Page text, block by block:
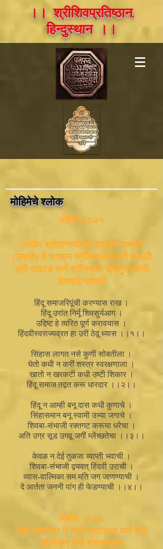
।। श्रीशिवप्रतिष्ठान,
हिन्दुस्थान ।।
मोहिमेचे श्लोक
मोहीम २०२५
नरवीर श्रीतानाजीराव मालुसरे समाधी
(उमरठे) तें भगवान श्रीशिवछत्रपती समाधी
श्री रायगड मार्गे श्रीनरवीर श्रीमुरारबाजी
देशपांडे समाधी
हिंदू समाजरिपूंची करण्यास राख ।
हिंदू उरांत निर्मू शिवसुर्यआग ।
उद्दिष्ट हे त्वरित पूर्ण करावयास ।
हिंदवीस्वराज्यव्रत हा उरीं ठेवू ध्यास ।।१।।
सिंहास लागत नसे कुणी सोबतीला ।
घेतो कधी न करीं शस्त्र स्वरक्षणाला ।
खातो न खरकटी कधी उष्टी शिकार ।
हिंदू समाज तद्वत करू धारदार ।।२।।
हिंदू न आम्ही बनू दास कधी कुणाचे ।
सिंहासमान बनू स्वामी उभ्या जगाचे ।
शिवबा-संभाजी रक्तगट करूया धरेचा ।
अति उग्र सूड उगवू जगीं म्लेंच्छतेचा ।।३।।
केवळ न देई तुळजा व्याप्ती भवाची ।
शिवबा-संभाजी द्वयवत् हिंदवी उराची ।
व्यास-वाल्मिका सम मति जग जाणण्याची ।
दे आर्तता जननी पांग ही फेडण्याची ।।४।।
मोहीम २०२४
श्री रायरेश्वर ते श्री प्रतापगड मार्गे श्री
कोळेश्वर श्री महाबळेश्वर